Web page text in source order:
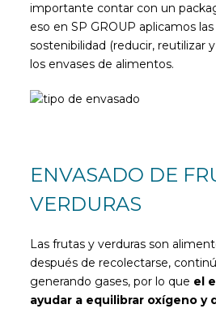
importante contar con un
eso en SP GROUP aplicamos
sostenibilidad (reducir, reutilizar
los envases de alimentos.
ENVASADO DE
VERDURAS
Las frutas y verduras son
después de recolectarse,
generando gases, por lo que el
ayudar a equilibrar oxígeno y